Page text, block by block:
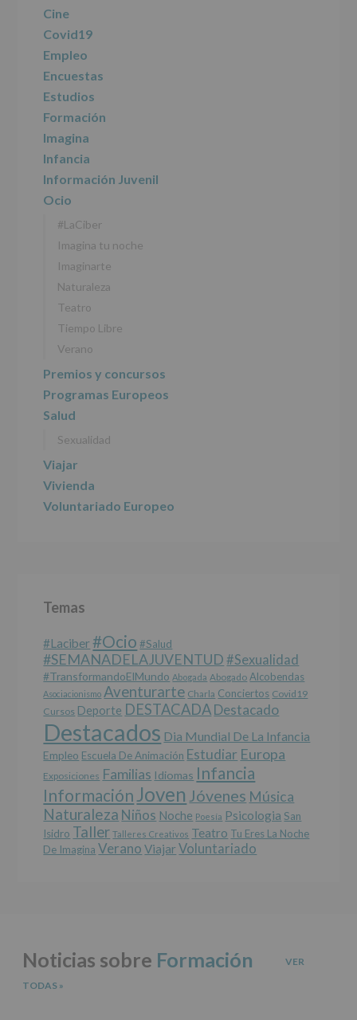
de
datos
personales
INFORMACIÓN
SOBRE
PROTECCIÓN
DE
DATOS
(REGLAMENTO
EUROPEO
2016/679
27
abril
de
2016)
AYUNTAMIENTO
DE
Finalidad
Información
actividades
y
programas
para
Legitimación
Consentimiento
interesado
se
datos
a
terceros,
salvo
obligación
legal.
Derechos:
De
acceso,
rectificación,
supresión,
así
como
otros
derechos,
según
Información
adicional
Puede
Cine
Covid19
Empleo
Encuestas
Estudios
Formación
Imagina
Infancia
Información Juvenil
Ocio
#LaCiber
Imagina tu noche
Imaginarte
Naturaleza
Teatro
Tiempo Libre
Verano
Premios y concursos
Programas Europeos
Salud
Sexualidad
Viajar
Vivienda
Voluntariado Europeo
Temas
#laciber#Ocio #salud
#SEMANADELAJUVENTUD #sexualidad
#TransformandoElMundo Abogada Abogado Alcobendas
Asociacionismo Aventurarte Charla Conciertos Covid19
Cursos Deporte DESTACADADestacado
Destacados Dia Mundial De La Infancia
Empleo Escuela De Animación Estudiar Europa
Exposiciones Familias Idiomas Infancia
Información Joven Jóvenes Música
Naturaleza Niños Noche Poesía Psicologia San
Isidro Taller Talleres Creativos Teatro Tu Eres La Noche
De Imagina Verano Viajar Voluntariado
Noticias sobre Formación
VER
TODAS »